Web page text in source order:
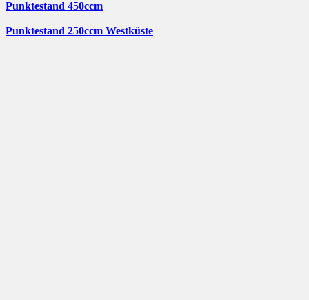
Punktestand 450ccm
Punktestand 250ccm Westküste